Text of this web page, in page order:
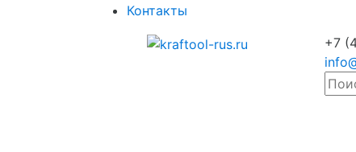
Контакты
+7